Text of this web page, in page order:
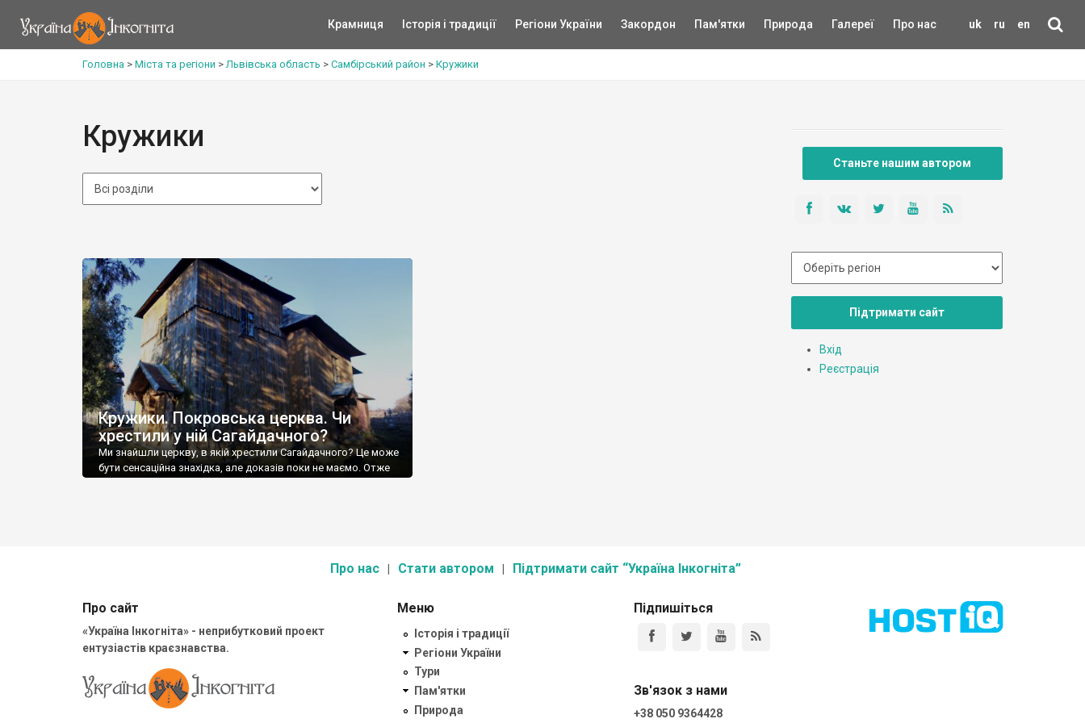
uk ru en
Крамниця Історія і традиції Регіони України Закордон Пам'ятки Природа Галереї Про нас
Головна > Міста та регіони >Львівська область > Самбірський район > Кружики
Кружики
Кружики. Покровська церква. Чи
хрестили у ній Сагайдачного?
Ми знайшли церкву, в якій хрестили Сагайдачного? Це може
бути сенсаційна знахідка, але доказів поки не маємо. Отже
Станьте нашим автором
Підтримати сайт
Вхід
Реєстрація
Про нас Стати автором Підтримати сайт “Україна Інкогніта”
Про сайт
«Україна Інкогніта» - неприбутковий проект
ентузіастів краєзнавства.
Меню
Історія і традиції
Регіони України
Тури
Пам'ятки
Природа
Підпишіться
Зв'язок з нами
+38 050 9364428